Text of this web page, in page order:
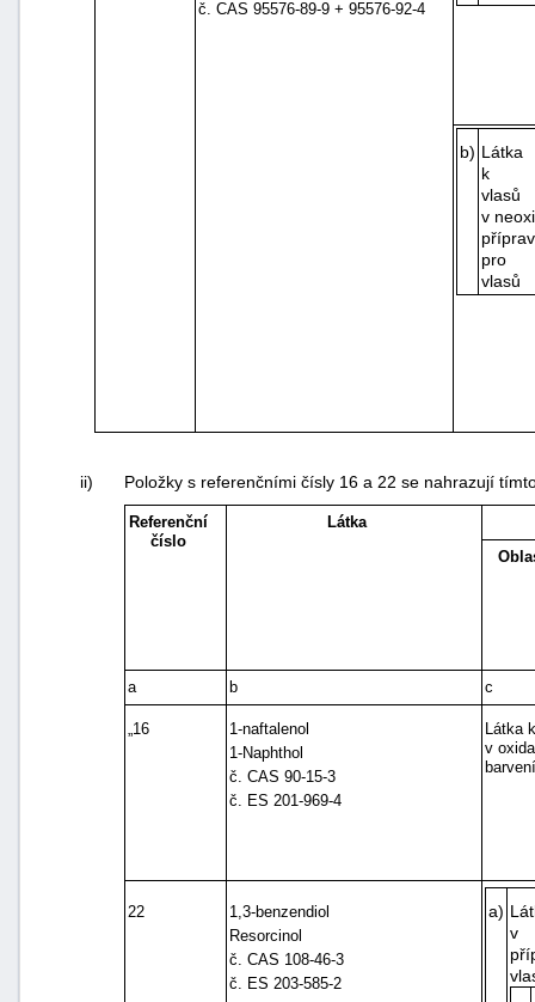
č. CAS 95576-89-9 + 95576-92-4
b) Látka
k
vlasů
v
pro
vlasů
ii) Položky s referenčními čísly 16 a 22 se nahrazují
Referenční
číslo
Látka
a b c
„16
1-naftalenol
1-Naphthol
č. CAS 90-15-3
č. ES 201-969-4
Látka
v
22
1,3-benzendiol
Resorcinol
č. CAS 108-46-3
č. ES 203-585-2
a)
v